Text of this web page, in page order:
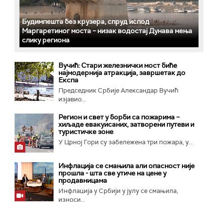
Будимпешта без крузера, спруд испод
Маргаретиног моста – низак водостај Дунава мења
слику региона
Вучић: Стари железнички мост биће
најмодернија атракција, завршетак до
Експа
Председник Србије Александар Вучић
изјавио...
Регион и свет у борби са пожарима –
хиљаде евакуисаних, затворени путеви и
туристичке зоне
У Црној Гори су забележена три пожара, у...
Инфлација се смањила али опасност није
прошла - шта све утиче на цене у
продавницама
Инфлација у Србији у јулу се смањила,
износи...